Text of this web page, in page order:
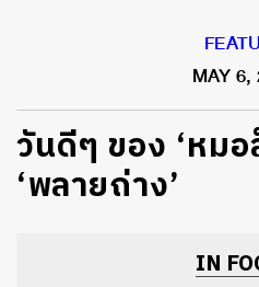
MAY 6,
วันดีๆ ของ ‘หม
‘พลายถ่าง’
IN